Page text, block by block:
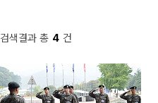
검색결과 총 4 건